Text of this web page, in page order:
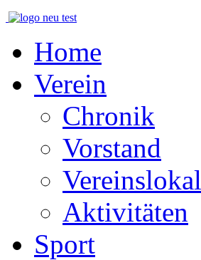
Home
Verein
Chronik
Vorstand
Vereinslokal
Aktivitäten
Sport